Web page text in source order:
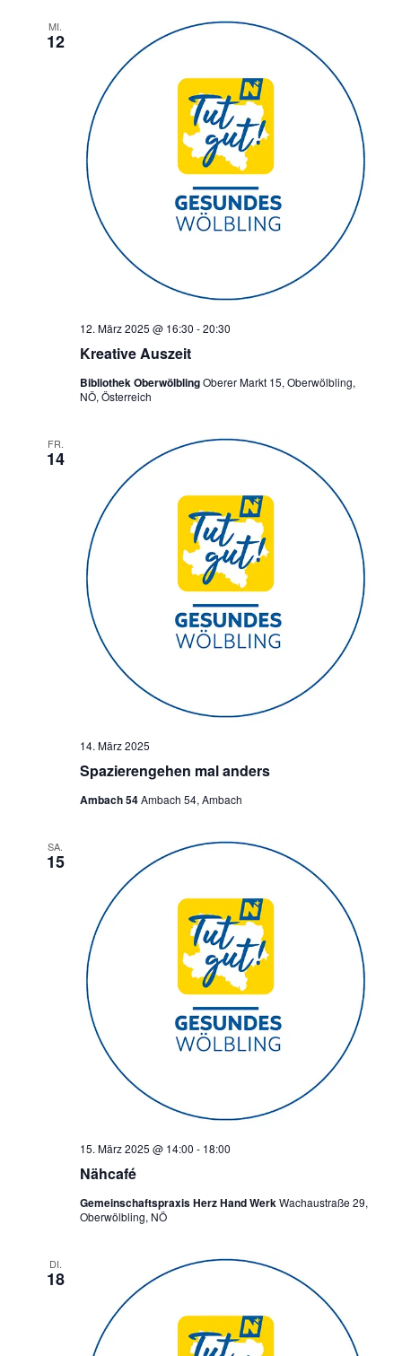
MI.
12
Kreative Auszeit
12. März 2025 @ 16:30 -20:30
Bibliothek OberwölblingOberer Markt 15, Oberwölbling,
NÖ, Österreich
FR.
14
Spazierengehen mal anders
14. März 2025
Ambach 54Ambach 54, Ambach
SA.
15
Nähcafé
15. März 2025 @ 14:00 - 18:00
Gemeinschaftspraxis Herz Hand WerkWachaustraße 29,
Oberwölbling, NÖ
DI.
18